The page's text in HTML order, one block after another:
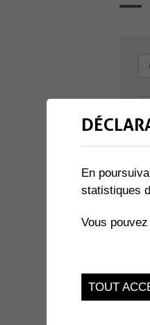
En
statistiques
Vous
TOUT